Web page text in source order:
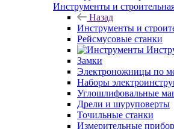
Инструменты и
Назад
Инструменты и
Рейсмусовые станки
Замки
Электроножницы по
Наборы
Углошлифовальные
Дрели и шуруповерты
Точильные станки
Измерительные